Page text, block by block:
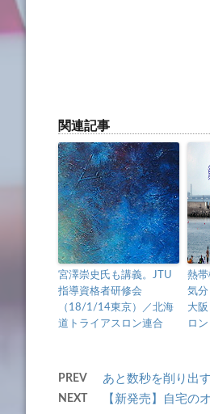
関連記事
宮澤崇史氏も講義。JTU
指導資格者研修会
（18/1/14東京）／北海
道トライアスロン連合
熱帯
気
大
ロ
PREV あと数秒を削り出
NEXT 【新発売】自宅の